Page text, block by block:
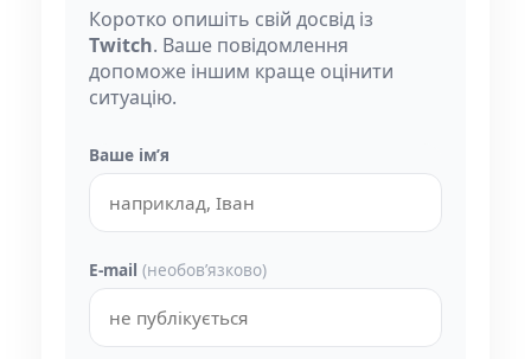
Коротко опишіть свій досвід із
Twitch. Ваше повідомлення
допоможе іншим краще оцінити
ситуацію.
Ваше імʼя
E-mail (необовʼязково)